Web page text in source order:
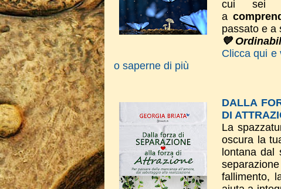
cui sei
a
passato e a
💙
Clicca qui e
o saperne di più
DALLA
DI
La
oscura la
lontana
fallimento,